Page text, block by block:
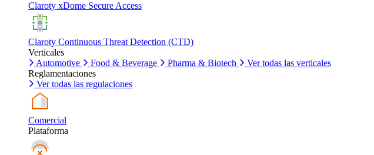
Claroty xDome Secure Access
Claroty Continuous Threat Detection (CTD)
Verticales
Automotive
Food & Beverage Pharma & Biotech
Ver todas las verticales
Reglamentaciones
Ver todas las regulaciones
Comercial
Plataforma